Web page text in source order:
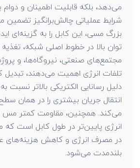
می‌دهد، بلکه قابلیت اطمینان و دوام
شرایط عملیاتی چالش‌برانگیز
بزرگ مسی، این کابل را به گزینه‌ای
توان بالا در خطوط اصلی شبکه،
مجتمع‌های صنعتی، نیروگاه‌ها، و
تلفات انرژی اهمیت می‌دهند،
دلیل رسانایی الکتریکی بالاتر نسبت
انتقال جریان بیشتری را در همان
می‌کند. همچنین، مقاومت کمتر مس
انرژی پایین‌تر در طول کابل است که
در مصرف انرژی و کاهش هزینه‌های
بلندمدت می‌شود.